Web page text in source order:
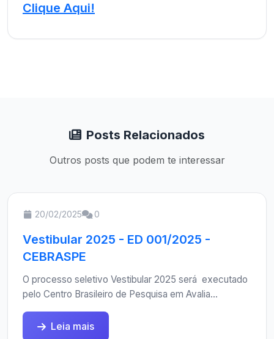
Clique Aqui!
Posts Relacionados
Outros posts que podem te interessar
20/02/2025 0
Vestibular 2025 - ED 001/2025 -
CEBRASPE
O processo seletivo Vestibular 2025 será executado
pelo Centro Brasileiro de Pesquisa em Avalia...
Leia mais